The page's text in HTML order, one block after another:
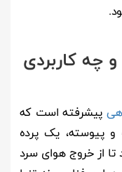
چه کاربردی
پیشرفته است که
و پیوسته، یک پرده
از خروج هوای سرد